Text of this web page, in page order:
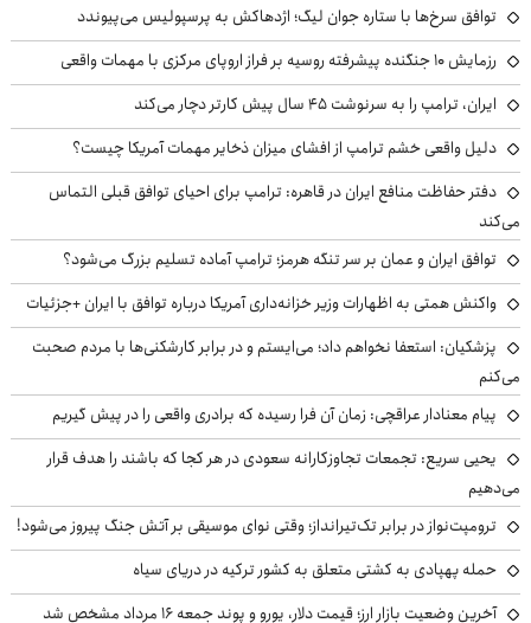
توافق سرخ‌ها با ستاره جوان لیگ؛ اژدهاکش به پرسپولیس می‌پیوندد
رزمایش ۱۰ جنگنده پیشرفته روسیه بر فراز اروپای مرکزی با مهمات واقعی
ایران، ترامپ را به سرنوشت ۴۵ سال پیش کارتر دچار می‌کند
دلیل واقعی خشم ترامپ از افشای میزان ذخایر مهمات آمریکا چیست؟
دفتر حفاظت منافع ایران در قاهره: ترامپ برای احیای توافق قبلی التماس
می‌کند
توافق ایران و عمان بر سر تنگه هرمز؛ ترامپ آماده تسلیم بزرگ می‌شود؟
واکنش همتی به اظهارات وزیر خزانه‌داری آمریکا درباره توافق با ایران +جزئیات
پزشکیان: استعفا نخواهم داد؛ می‌ایستم و در برابر کارشکنی‌ها با مردم صحبت
می‌کنم
پیام معنادار عراقچی: زمان آن فرا رسیده که برادری واقعی را در پیش گیریم
یحیی سریع: تجمعات تجاوزکارانه سعودی در هر کجا که باشند را هدف قرار
می‌دهیم
ترومپت‌نواز در برابر تک‌تیرانداز؛ وقتی نوای موسیقی بر آتش جنگ پیروز می‌شود!
حمله پهپادی به کشتی متعلق به کشور ترکیه در دریای سیاه
آخرین وضعیت بازار ارز؛ قیمت دلار، یورو و پوند جمعه ۱۶ مرداد مشخص شد